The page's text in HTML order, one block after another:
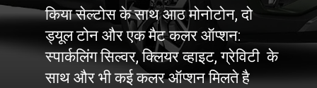
किया सेल्टोस के साथ आठ मोनोटोन, दो
ड्यूल टोन और एक मैट कलर ऑप्शन:
स्पार्कलिंग सिल्वर, क्लियर व्हाइट, ग्रेविटी के
साथ और भी कई कलर ऑप्शन मिलते है